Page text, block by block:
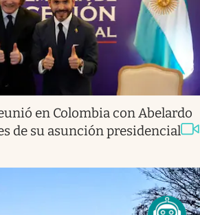
en Colombia con Abelardo
de su asunción presidencial